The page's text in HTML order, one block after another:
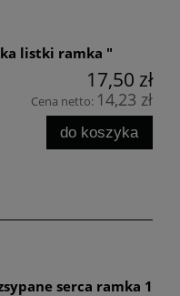
listki ramka "
17,50 zł
Cena netto: 14,23 zł
do koszyka
serca ramka 1